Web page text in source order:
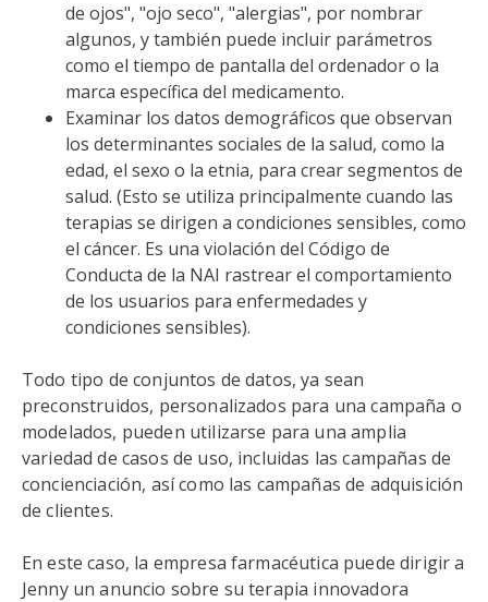
de ojos", "ojo seco", "alergias", por nombrar
algunos, y también puede incluir parámetros
como el tiempo de pantalla del ordenador o la
marca específica del medicamento.
Examinar los datos demográficos que observan
los determinantes sociales de la salud, como la
edad, el sexo o la etnia, para crear segmentos de
salud. (Esto se utiliza principalmente cuando las
terapias se dirigen a condiciones sensibles, como
el cáncer. Es una violación del Código de
Conducta de la NAI rastrear el comportamiento
de los usuarios para enfermedades y
condiciones sensibles).
Todo tipo de conjuntos de datos, ya sean
preconstruidos, personalizados para una campaña o
modelados, pueden utilizarse para una amplia
variedad de casos de uso, incluidas las campañas de
concienciación, así como las campañas de adquisición
de clientes.
En este caso, la empresa farmacéutica puede dirigir a
Jenny un anuncio sobre su terapia innovadora